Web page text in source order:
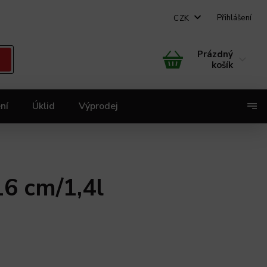
CZK Přihlášení
Prázdný
košík
Úklid Výprodej
cm/1,4l